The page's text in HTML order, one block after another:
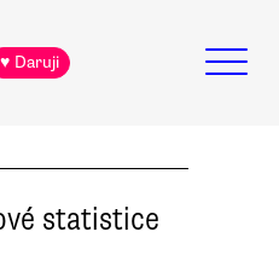
♥ Daruji
statistice